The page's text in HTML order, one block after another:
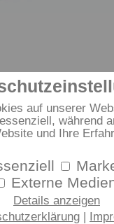
auf unserer
während
und Ihre
Externe
Details anzeigen
Leistungs-
ein tiefes
auf die
mittels
besonders
verstellbar, das
verstellbar,